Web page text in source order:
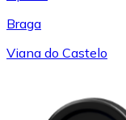
Braga
Viana do Castelo